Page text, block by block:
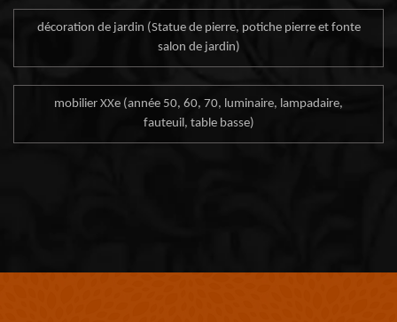
décoration de jardin (Statue de pierre, potiche pierre et fonte
salon de jardin)
mobilier XXe (année 50, 60, 70, luminaire, lampadaire,
fauteuil, table basse)